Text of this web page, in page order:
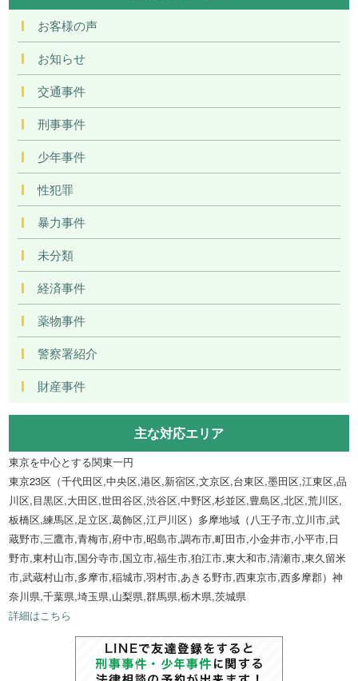
お客様の声
お知らせ
交通事件
刑事事件
少年事件
性犯罪
暴力事件
未分類
経済事件
薬物事件
警察署紹介
財産事件
主な対応エリア
東京を中心とする関東一円
東京23区（千代田区,中央区,港区,新宿区,文京区,台東区,墨田区,江東区,品
川区,目黒区,大田区,世田谷区,渋谷区,中野区,杉並区,豊島区,北区,荒川区,
板橋区,練馬区,足立区,葛飾区,江戸川区）多摩地域（八王子市,立川市,武
蔵野市,三鷹市,青梅市,府中市,昭島市,調布市,町田市,小金井市,小平市,日
野市,東村山市,国分寺市,国立市,福生市,狛江市,東大和市,清瀬市,東久留米
市,武蔵村山市,多摩市,稲城市,羽村市,あきる野市,西東京市,西多摩郡）神
奈川県,千葉県,埼玉県,山梨県,群馬県,栃木県,茨城県
詳細はこちら